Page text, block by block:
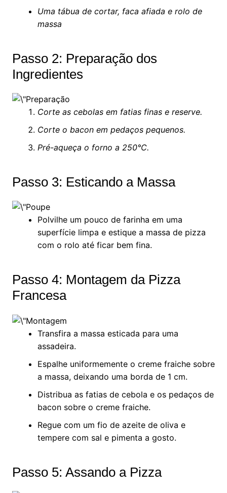
Uma tábua de cortar, faca afiada e rolo de
massa
Passo 2: Preparação dos
Ingredientes
Corte as cebolas em fatias finas e reserve.
Corte o bacon em pedaços pequenos.
Pré-aqueça o forno a 250°C.
Passo 3: Esticando a Massa
Polvilhe um pouco de farinha em uma
superfície limpa e estique a massa de pizza
com o rolo até ficar bem fina.
Passo 4: Montagem da Pizza
Francesa
Transfira a massa esticada para uma
assadeira.
Espalhe uniformemente o creme fraiche sobre
a massa, deixando uma borda de 1 cm.
Distribua as fatias de cebola e os pedaços de
bacon sobre o creme fraiche.
Regue com um fio de azeite de oliva e
tempere com sal e pimenta a gosto.
Passo 5: Assando a Pizza